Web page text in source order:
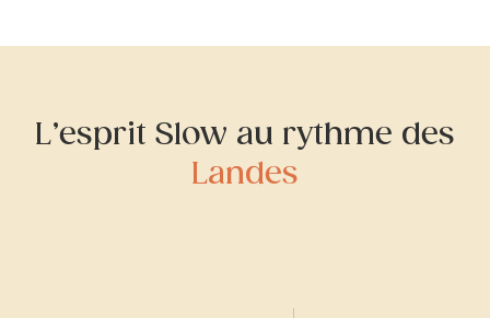
L’esprit Slow au rythme des
Landes